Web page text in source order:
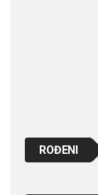
ROĐENI